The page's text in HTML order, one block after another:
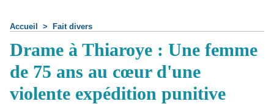
Accueil > Fait divers
Drame à Thiaroye : Une femme
de 75 ans au cœur d'une
violente expédition punitive